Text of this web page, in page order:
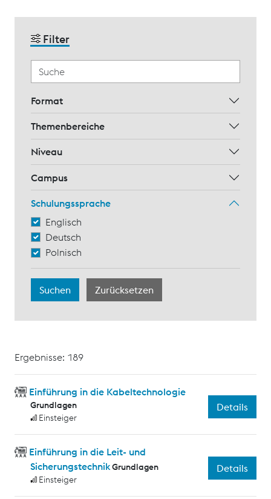
Filter
Format
Themenbereiche
Niveau
Campus
Schulungssprache
Englisch
Deutsch
Polnisch
Ergebnisse: 189
Einführung in die Kabeltechnologie
Grundlagen
Einsteiger
Details
Einführung in die Leit- und
SicherungstechnikGrundlagen
Einsteiger
Details